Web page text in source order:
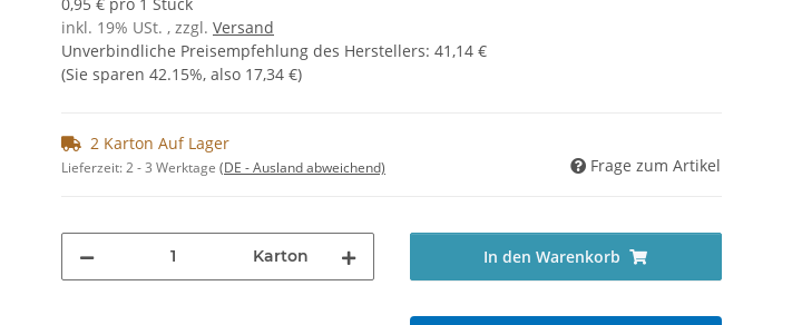
inkl. 19% USt. , zzgl. Versand
Unverbindliche Preisempfehlung des Herstellers: 41,14 €
(Sie sparen 42.15%, also 17,34 €)
2 Karton Auf Lager
Lieferzeit:2 - 3 Werktage (DE - Ausland abweichend) Frage zum Artikel
Karton In den Warenkorb